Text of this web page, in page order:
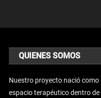
QUIENES SOMOS
Nuestro proyecto nació
espacio terapéutico dentro